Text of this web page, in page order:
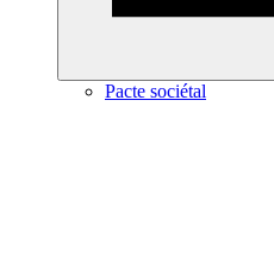
Pacte sociétal